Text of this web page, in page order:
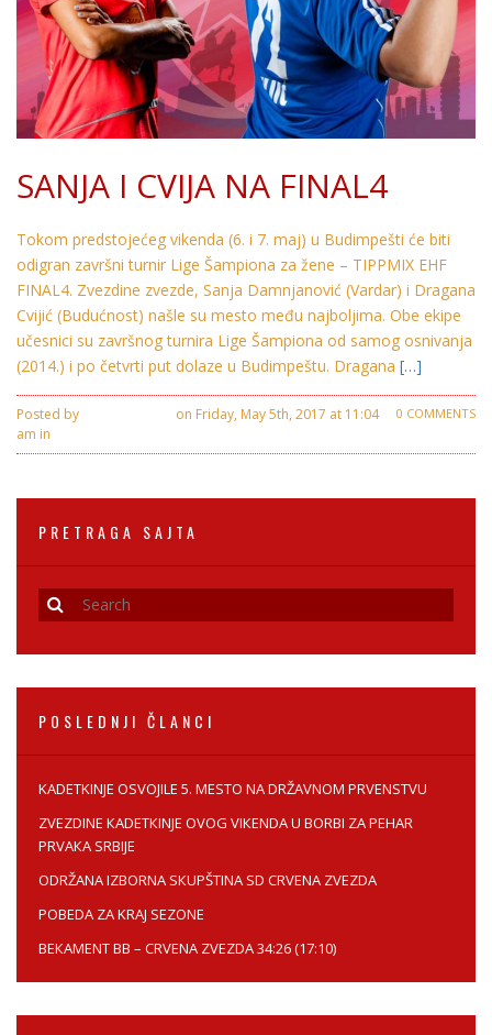
SANJA I CVIJA NA FINAL4
Tokom predstojećeg vikenda (6. i 7. maj) u Budimpešti će biti
odigran završni turnir Lige Šampiona za žene – TIPPMIX EHF
FINAL4. Zvezdine zvezde, Sanja Damnjanović (Vardar) i Dragana
Cvijić (Budućnost) našle su mesto među najboljima. Obe ekipe
učesnici su završnog turnira Lige Šampiona od samog osnivanja
(2014.) i po četvrti put dolaze u Budimpeštu. Dragana […]
0 COMMENTS
Posted by
on Friday, May 5th, 2017 at 11:04
am in
PRETRAGA SAJTA
POSLEDNJI ČLANCI
KADETKINJE OSVOJILE 5. MESTO NA DRŽAVNOM PRVENSTVU
ZVEZDINE КADETКINJE OVOG VIКENDA U BORBI ZA PEHAR
PRVAКA SRBIJE
ODRŽANA IZBORNA SКUPŠTINA SD CRVENA ZVEZDA
POBEDA ZA KRAJ SEZONE
BEКAMENT BB – CRVENA ZVEZDA 34:26 (17:10)